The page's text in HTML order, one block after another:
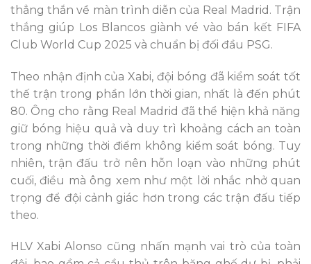
thẳng thắn về màn trình diễn của Real Madrid. Trận
thắng giúp Los Blancos giành vé vào bán kết FIFA
Club World Cup 2025 và chuẩn bị đối đầu PSG.
Theo nhận định của Xabi, đội bóng đã kiểm soát tốt
thế trận trong phần lớn thời gian, nhất là đến phút
80. Ông cho rằng Real Madrid đã thể hiện khả năng
giữ bóng hiệu quả và duy trì khoảng cách an toàn
trong những thời điểm không kiểm soát bóng. Tuy
nhiên, trận đấu trở nên hỗn loạn vào những phút
cuối, điều mà ông xem như một lời nhắc nhở quan
trọng để đội cảnh giác hơn trong các trận đấu tiếp
theo.
HLV Xabi Alonso cũng nhấn mạnh vai trò của toàn